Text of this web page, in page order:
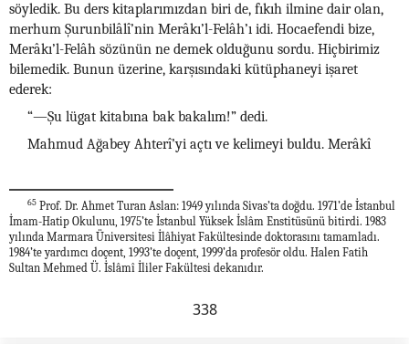
söyledik. Bu ders kitaplarımızdan biri de, fıkıh ilmine dair olan,
merhum Şurunbilâlî’nin Merâkı’l-Felâh’ı idi. Hocaefendi bize,
Merâkı’l-Felâh sözünün ne demek olduğunu sordu. Hiçbirimiz
bilemedik. Bunun üzerine, karşısındaki kütüphaneyi işaret
ederek:
“—Şu lügat kitabına bak bakalım!” dedi.
Mahmud Ağabey Ahterî’yi açtı ve kelimeyi buldu. Merâkî
65 Prof. Dr. Ahmet Turan Aslan: 1949 yılında Sivas’ta doğdu. 1971’de İstanbul
İmam-Hatip Okulunu, 1975’te İstanbul Yüksek İslâm Enstitüsünü bitirdi. 1983
yılında Marmara Üniversitesi İlâhiyat Fakültesinde doktorasını tamamladı.
1984’te yardımcı doçent, 1993’te doçent, 1999’da profesör oldu. Halen Fatih
Sultan Mehmed Ü. İslâmî İliler Fakültesi dekanıdır.
338